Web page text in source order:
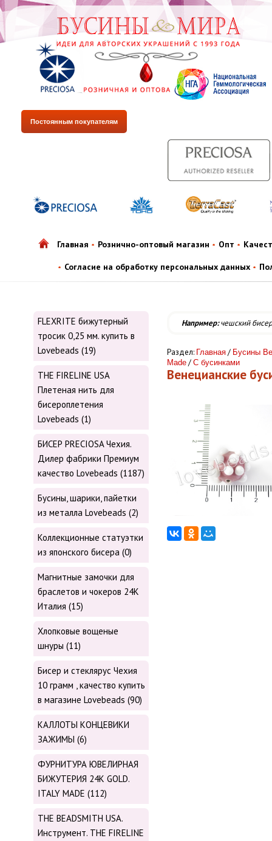
Постоянным покупателям
Главная Рознично-оптовый магазин Опт
Согласие на обработку персональных данных
FLEXRITE бижутерный
тросик 0,25 мм. купить в
Lovebeads (19)
THE FIRELINE USA
Плетеная нить для
бисероплетения
Lovebeads (1)
БИСЕР PRECIOSA Чехия.
Дилер фабрики Премиум
качество Lovebeads (1187)
Бусины, шарики, пайетки
из металла Lovebeads (2)
Коллекционные статуэтки
из японского бисера (0)
Магнитные замочки для
браслетов и чокеров 24К
Италия (15)
Хлопковые вощеные
шнуры (11)
Бисер и стеклярус Чехия
10 грамм , качество купить
в магазине Lovebeads (90)
КАЛЛОТЫ КОНЦЕВИКИ
ЗАЖИМЫ (6)
ФУРНИТУРА ЮВЕЛИРНАЯ
БИЖУТЕРИЯ 24К GOLD.
ITALY MADE (112)
THE BEADSMITH USA.
Инструмент. THE FIRELINE
Например:чешский бисер
Раздел: Главная / Бусины
Made / С бусинками
Венецианские